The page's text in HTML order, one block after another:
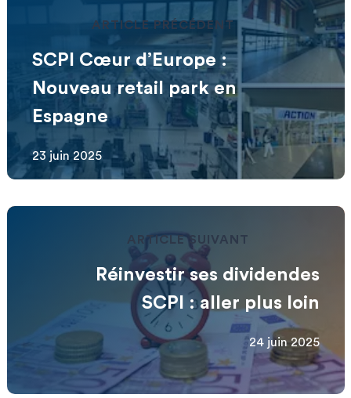
ARTICLE PRÉCÉDENT
SCPI Cœur d’Europe :
Nouveau retail park en
Espagne
23 juin 2025
ARTICLE SUIVANT
Réinvestir ses dividendes
SCPI : aller plus loin
24 juin 2025